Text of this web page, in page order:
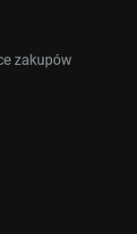
zakupów